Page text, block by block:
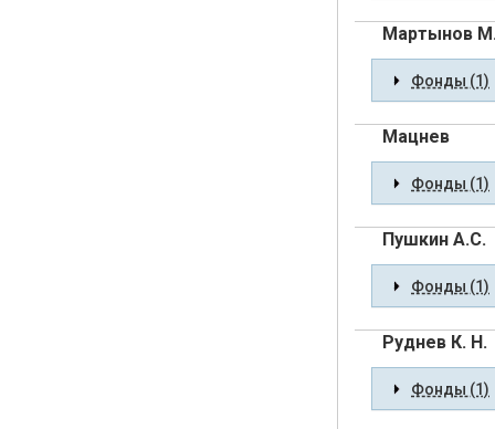
Мартынов
Фонды (1)
Мацнев
Фонды (1)
Пушкин А.С.
Фонды (1)
Руднев К. Н.
Фонды (1)